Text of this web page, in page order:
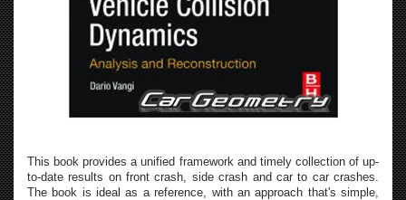
This book provides a unified framework and timely collection of up-
to-date results on front crash, side crash and car to car crashes.
The book is ideal as a reference, with an approach that's simple,